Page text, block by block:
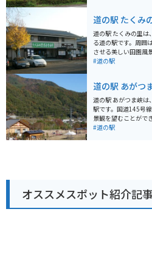
を使った料理を楽し
菜を使ったそばやう
うどんです。 道の駅霊山たけやまから少し足を延ばせ
ば、草津温泉や四万
にもアクセスできます
道の駅 たくみ
道の駅 たくみの里は
る道の駅です。周囲
させる美しい田園風
直売所では、新鮮な
点在しており、大人
す。バイクで訪れる
ドを気持ちよく走る
草津温泉や四万温泉
も良好なので、ツー
す。道の駅内のレ
#道の駅
道の駅 あがつ
道の駅 あがつま峡は
駅です。国道145号
景観を望むことができます。 道の駅には
や特産品を販売する
望台や、遊歩道も整備されて
合、道の駅には広
ゅうなどが有名です
環境の中で、地元の
ポットです。
#道の駅
オススメスポット紹介記